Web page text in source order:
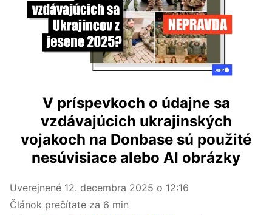
V príspevkoch o údajne sa
vzdávajúcich ukrajinských
vojakoch na Donbase sú použité
nesúvisiace alebo AI obrázky
Uverejnené 12. decembra 2025 o 12:16
Článok prečítate za 6 min